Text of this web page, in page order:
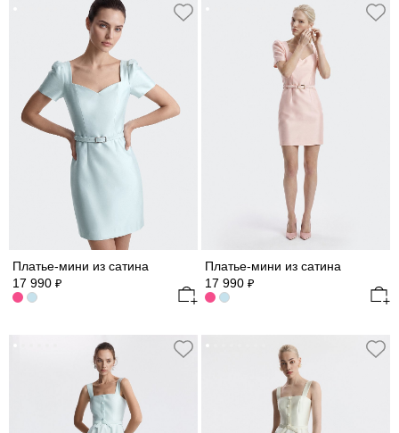
Платье-мини из сатина
17 990 ₽
Платье-мини из сатина
17 990 ₽